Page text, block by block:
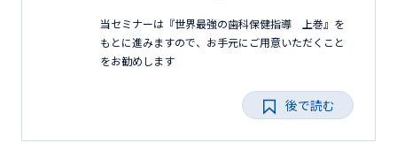
当セミナーは『世界最強の歯科保健指導 上巻』を
もとに進みますので、お手元にご用意いただくこと
をお勧めします
後で読む